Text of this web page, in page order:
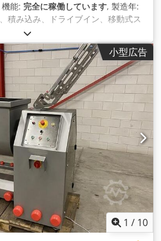
機能: 完全に稼働しています, 製造年:
積み込み、ドライブイン、移動式ス
幅2 m TM-GROUP 市場で最良の選択
- 最大積載量：10トン - スロー
両側手すり - スロープ移動用ローラ
スロープ中央ハンドル - 傾斜角度と
ポイント付き可動式スロープエレメ
属 - 追加料金でランプ寸法のカスタ
よる高さ調節が可能（オプション）
最小有効ノッチに基づいて選択して
ングリッド： ノンスリップ溝付き亜
安定した表面。フォークリフトや歩
ップと安定性を提供します。グレ ーチ
、解体可能。 フォークリフトハンド
フォークリフト運搬用の便利で素早
プをあらゆる方向に移動できます。
により、狭い場所 でも操作が可能で
✅ ローリー車、ワゴン車、固定
チェーン： 頑丈なスチール製チェー
小型広告
1 / 10